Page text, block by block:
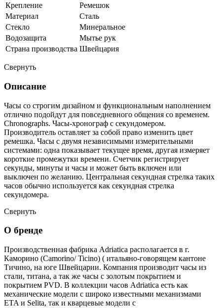
Крепление
Ремешок
Материал
Сталь
Стекло
Минеральное
Водозащита
Мытье рук
Страна производства Швейцария
Свернуть
Описание
Часы со строгим дизайном и функциональным наполнением
отлично подойдут для повседневного общения со временем.
Chronographs. Часы-хронограф с секундомером.
Производитель оставляет за собой право изменить цвет
ремешка. Часы с двумя независимыми измерительными
системами: одна показывает текущее время, другая измеряет
короткие промежутки времени. Счетчик регистрирует
секунды, минуты и часы и может быть включен или
выключен по желанию. Центральная секундная стрелка таких
часов обычно используется как секундная стрелка
секундомера.
Свернуть
О бренде
Производственная фабрика Adriatica располагается в г.
Каморино (Camorino/ Ticino) ( итальяно-говорящем кантоне
Тичино, на юге Швейцарии. Компания производит часы из
стали, титана, а так же часы с золотым покрытием и
покрытием PVD. В коллекции часов Adriatica есть как
механические модели с широко известными механизмами
ETA и Selita, так и кварцевые модели с